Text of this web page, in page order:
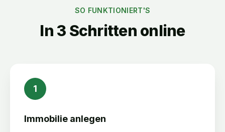
SO FUNKTIONIERT'S
In 3 Schritten online
1
Immobilie anlegen